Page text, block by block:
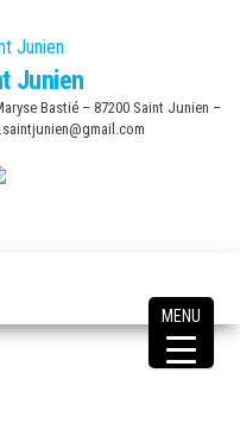
Junien
Bastié – 87200 Saint Junien –
MENU